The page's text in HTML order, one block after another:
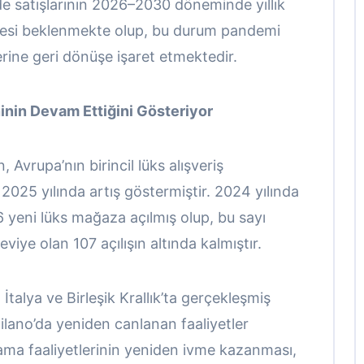
2026–2030 döneminde yıllık
beklenmekte olup, bu durum pandemi
geri dönüşe işaret etmektedir.
Devam Ettiğini Gösteriyor
birincil lüks alışveriş
yılında artış göstermiştir. 2024 yılında
lüks mağaza açılmış olup, bu sayı
olan 107 açılışın altında kalmıştır.
İtalya ve Birleşik Krallık’ta gerçekleşmiş
yeniden canlanan faaliyetler
faaliyetlerinin yeniden ivme kazanması,